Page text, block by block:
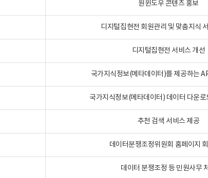
원윈도우 콘텐츠 홍보
디지털집현전 회원관리 및 맞춤지식
디지털집현전 서비스 개선
국가지식정보(메타데이터)를 제공하는
국가지식정보(메타데이터) 데이터 다운로
추천 검색 서비스 제공
데이터분쟁조정위원회 홈페이지
데이터 분쟁조정 등 민원사무